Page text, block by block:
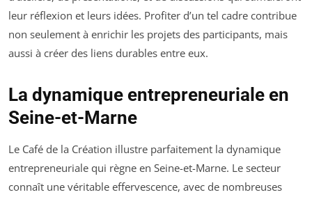
leur réflexion et leurs idées. Profiter d’un tel cadre contribue
non seulement à enrichir les projets des participants, mais
aussi à créer des liens durables entre eux.
La dynamique entrepreneuriale en
Seine-et-Marne
Le Café de la Création illustre parfaitement la dynamique
entrepreneuriale qui règne en Seine-et-Marne. Le secteur
connaît une véritable effervescence, avec de nombreuses